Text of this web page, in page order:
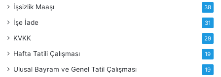
İşsizlik Maaşı 38
İşe İade 31
KVKK 29
Hafta Tatili Çalışması 19
Ulusal Bayram ve Genel Tatil Çalışması 19